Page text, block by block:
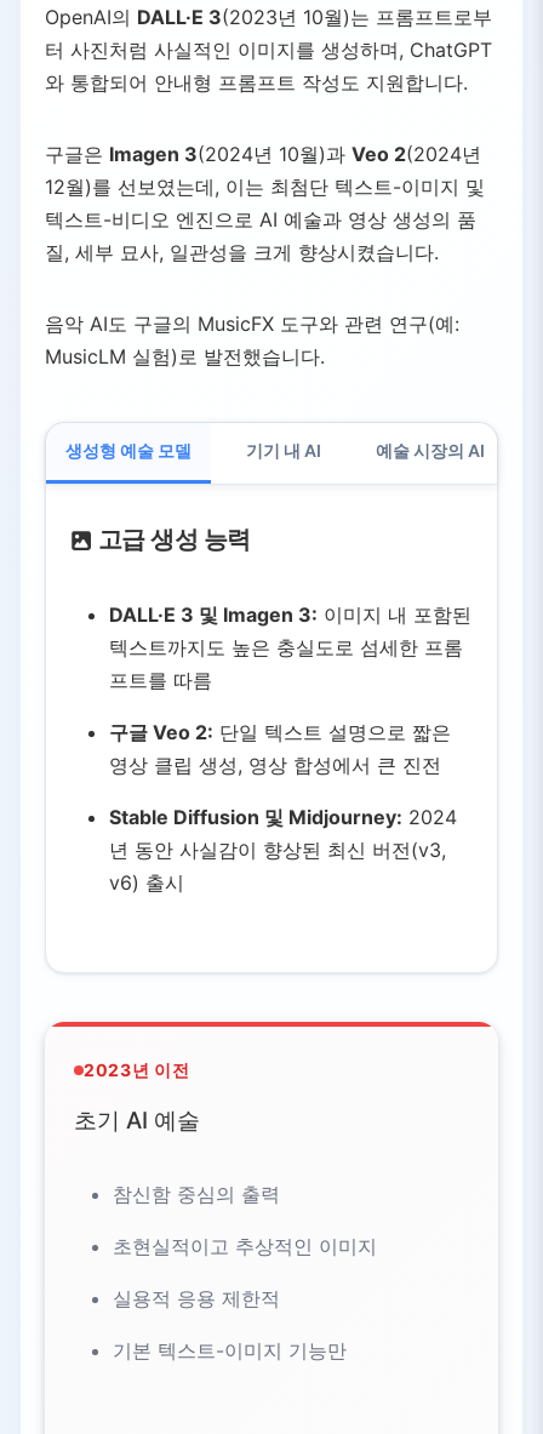
OpenAI의 DALL·E 3(2023년 10월)는 프롬프트로부
터 사진처럼 사실적인 이미지를 생성하며, ChatGPT
와 통합되어 안내형 프롬프트 작성도 지원합니다.
구글은 Imagen 3(2024년 10월)과 Veo 2(2024년
12월)를 선보였는데, 이는 최첨단 텍스트-이미지 및
텍스트-비디오 엔진으로 AI 예술과 영상 생성의 품
질, 세부 묘사, 일관성을 크게 향상시켰습니다.
음악 AI도 구글의 MusicFX 도구와 관련 연구(예:
MusicLM 실험)로 발전했습니다.
생성형 예술 모델 기기 내 AI 예술 시장의 AI
고급 생성 능력
DALL·E 3 및 Imagen 3: 이미지 내 포함된
텍스트까지도 높은 충실도로 섬세한 프롬
프트를 따름
구글 Veo 2: 단일 텍스트 설명으로 짧은
영상 클립 생성, 영상 합성에서 큰 진전
Stable Diffusion 및 Midjourney: 2024
년 동안 사실감이 향상된 최신 버전(v3,
v6) 출시
2023년 이전
초기 AI 예술
참신함 중심의 출력
초현실적이고 추상적인 이미지
실용적 응용 제한적
기본 텍스트-이미지 기능만